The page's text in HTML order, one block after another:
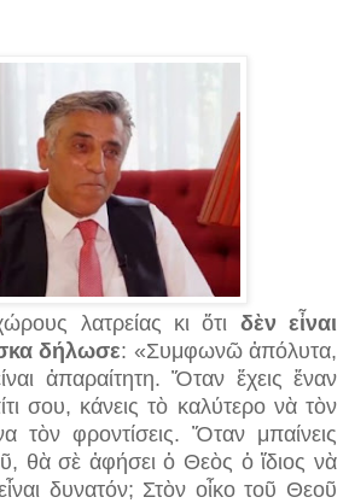
λατρείας κι ὅτι δὲν εἶναι
δήλωσε: «Συμφωνῶ ἀπόλυτα,
ἀπαραίτητη. Ὅταν ἔχεις ἕναν
σου, κάνεις τὸ καλύτερο νὰ τὸν
τὸν φροντίσεις. Ὅταν μπαίνεις
θὰ σὲ ἀφήσει ὁ Θεὸς ὁ ἴδιος νὰ
δυνατόν; Στὸν οἶκο τοῦ Θεοῦ